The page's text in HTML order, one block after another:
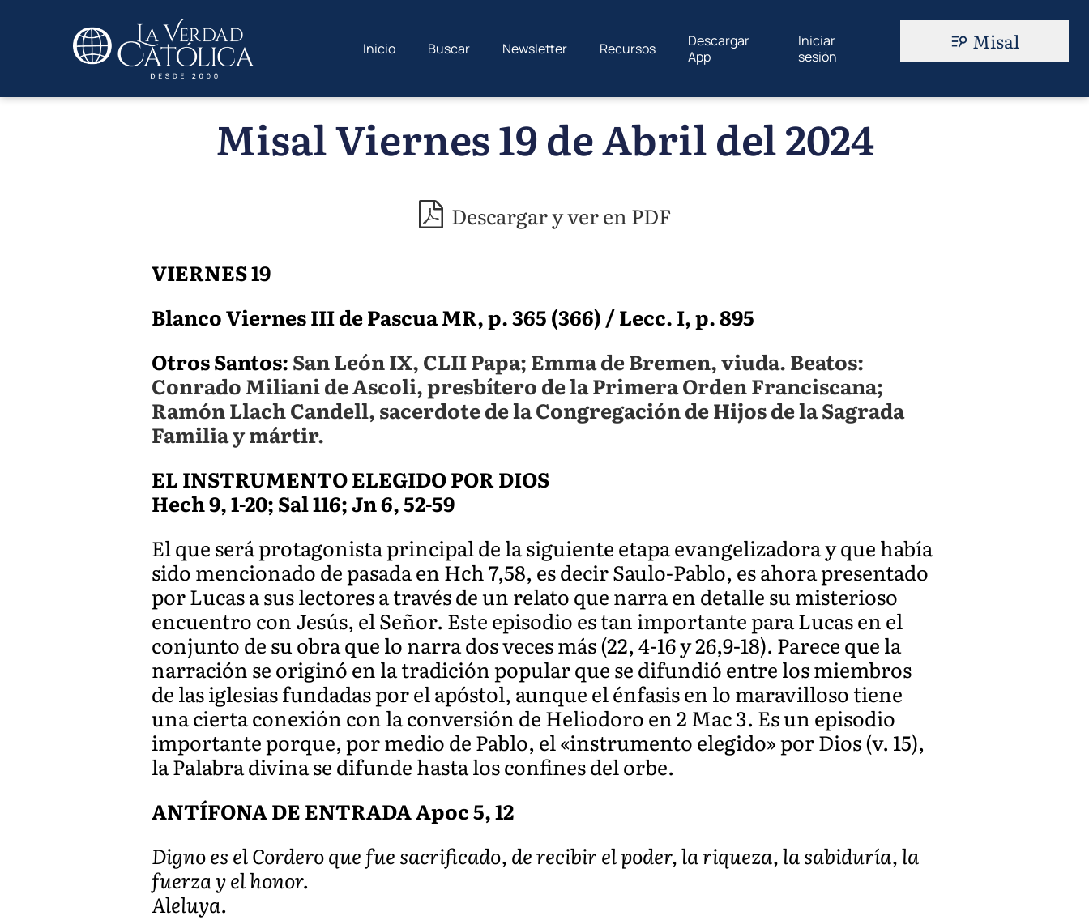
Inicio Buscar Newsletter Recursos
Descargar
App
Iniciar
sesión
Misal
Misal Viernes 19 de Abril del 2024
Descargar y ver en PDF
VIERNES 19
Blanco Viernes III de Pascua MR, p. 365 (366) / Lecc. I, p. 895
Otros Santos:San León IX, CLII Papa; Emma de Bremen, viuda. Beatos:
Conrado Miliani de Ascoli, presbítero de la Primera Orden Franciscana;
Ramón Llach Candell, sacerdote de la Congregación de Hijos de la Sagrada
Familia y mártir.
EL INSTRUMENTO ELEGIDO POR DIOS
Hech 9, 1-20; Sal 116; Jn 6, 52-59
El que será protagonista principal de la siguiente etapa evangelizadora y que había
sido mencionado de pasada en Hch 7,58, es decir Saulo-Pablo, es ahora presentado
por Lucas a sus lectores a través de un relato que narra en detalle su misterioso
encuentro con Jesús, el Señor. Este episodio es tan importante para Lucas en el
conjunto de su obra que lo narra dos veces más (22, 4-16 y 26,9-18). Parece que la
narración se originó en la tradición popular que se difundió entre los miembros
de las iglesias fundadas por el apóstol, aunque el énfasis en lo maravilloso tiene
una cierta conexión con la conversión de Heliodoro en 2 Mac 3. Es un episodio
importante porque, por medio de Pablo, el «instrumento elegido» por Dios (v. 15),
la Palabra divina se difunde hasta los confines del orbe.
ANTÍFONA DE ENTRADA Apoc 5, 12
Digno es el Cordero que fue sacrificado, de recibir el poder, la riqueza, la sabiduría, la
fuerza y el honor.
Aleluya.